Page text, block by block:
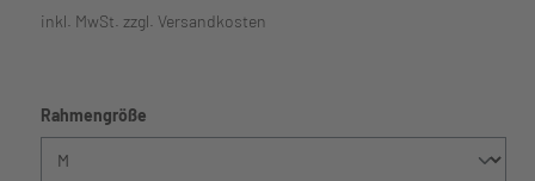
inkl. MwSt. zzgl. Versandkosten
Rahmengröße